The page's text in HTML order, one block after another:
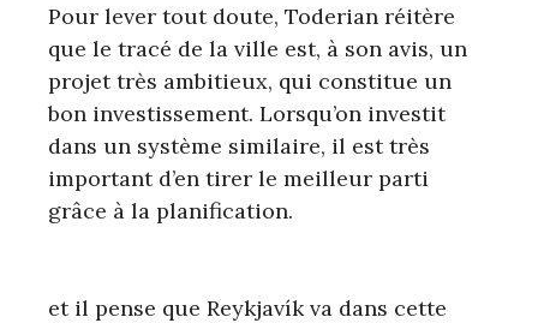
Pour lever tout doute, Toderian réitère
que le tracé de la ville est, à son avis, un
projet très ambitieux, qui constitue un
bon investissement. Lorsqu’on investit
dans un système similaire, il est très
important d’en tirer le meilleur parti
grâce à la planification.
et il pense que Reykjavík va dans cette